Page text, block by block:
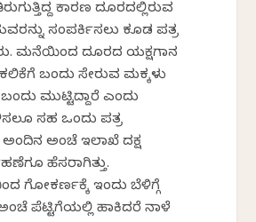
ಕಾರಣ ದೂರದಲ್ಲಿರುವ
ಸಂಪರ್ಕಿಸಲು ಕೂಡ ಪತ್ರ
ಮನೆಯಿಂದ ದೂರದ ಯಕ್ಷಗಾನ
ಕಲಿಕೆಗೆ ಬಂದು ಸೇರುವ ಮಕ್ಕಳು
ಬಂದು ಮುಟ್ಟಿದ್ದಾರೆ ಎಂದು
ಸಹ ಒಂದು ಪತ್ರ
ಅಂದಿನ ಅಂಚೆ ಇಲಾಖೆ ದಕ್ಷ
ಹೆಸರಾಗಿತ್ತು.
ಗೋಕರ್ಣಕ್ಕೆ ಇಂದು ಬೆಳಿಗ್ಗೆ
ಪೆಟ್ಟಿಗೆಯಲ್ಲಿ ಹಾಕಿದರೆ ನಾಳೆ